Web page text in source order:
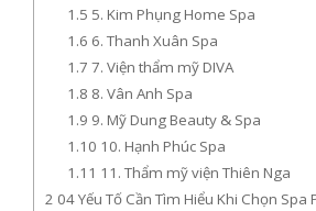
1.5 5. Kim Phụng Home Spa
1.6 6. Thanh Xuân Spa
1.7 7. Viện thẩm mỹ DIVA
1.8 8. Vân Anh Spa
1.9 9. Mỹ Dung Beauty & Spa
1.10 10. Hạnh Phúc Spa
1.11 11. Thẩm mỹ viện Thiên Nga
2 04 Yếu Tố Cần Tìm Hiểu Khi Chọn Spa